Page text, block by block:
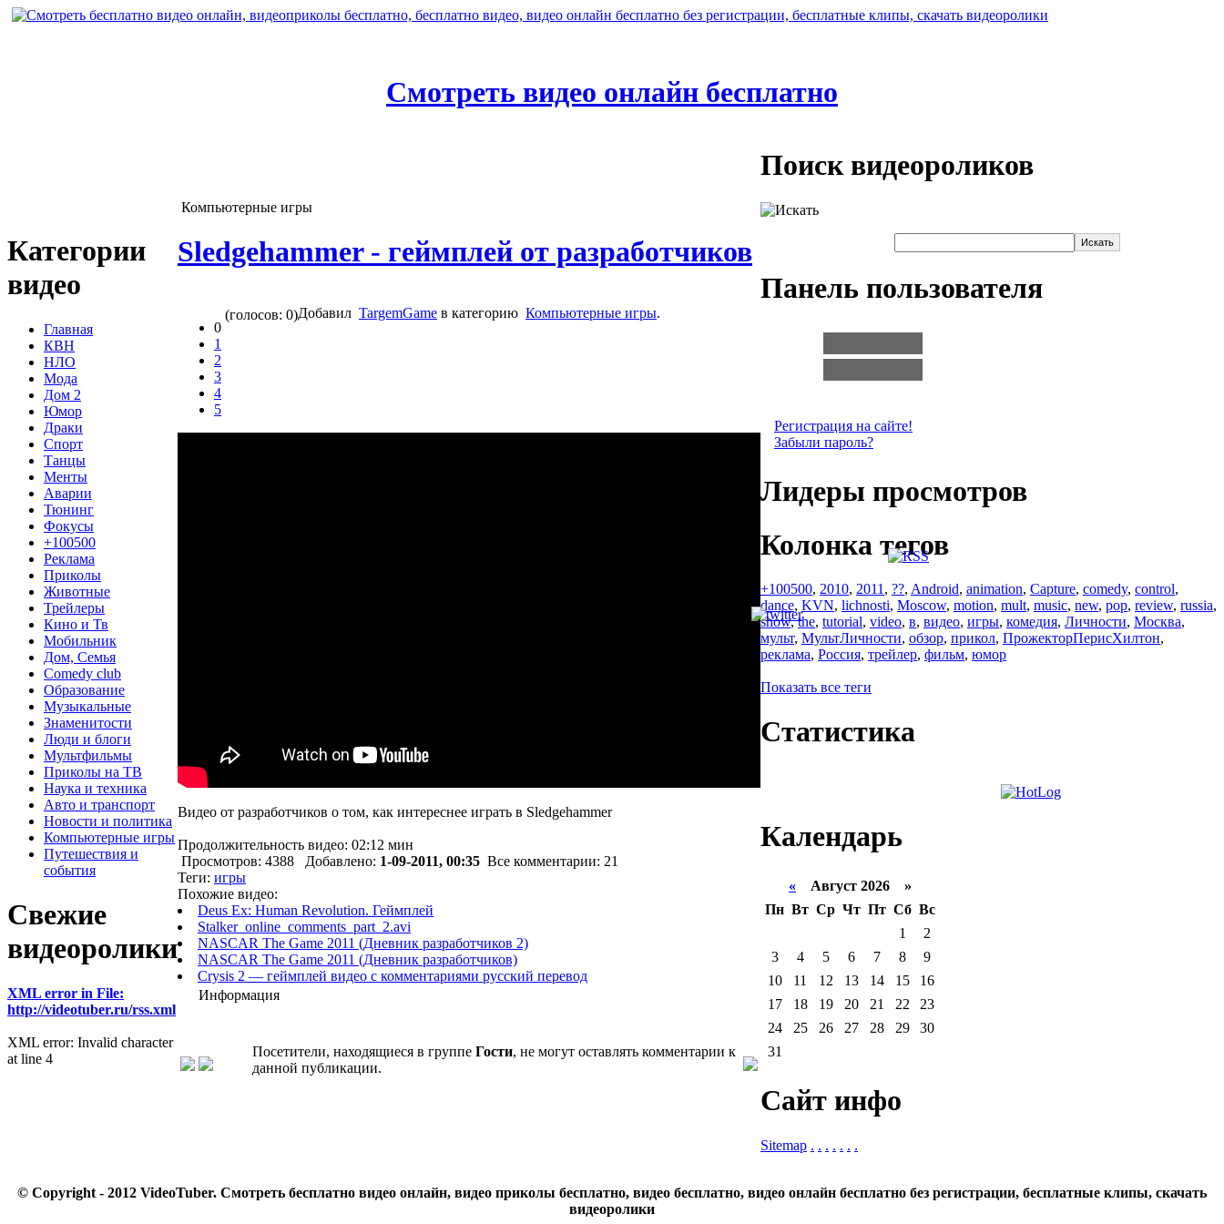
Смотреть видео онлайн бесплатно
Категории
видео
Главная
КВН
НЛО
Мода
Дом 2
Юмор
Драки
Спорт
Танцы
Менты
Аварии
Тюнинг
Фокусы
+100500
Реклама
Приколы
Животные
Трейлеры
Кино и Тв
Мобильник
Дом, Семья
Comedy club
Образование
Музыкальные
Знаменитости
Люди и блоги
Мультфильмы
Приколы на ТВ
Наука и техника
Авто и транспорт
Новости и политика
Компьютерные игры
Путешествия и
события
Свежие
видеоролики
XML error in File:
http://videotuber.ru/rss.xml
XML error: Invalid character
at line 4
Компьютерные игры
Sledgehammer - геймплей от разработчиков
0
1
2
3
4
5
(голосов: 0)Добавил TargemGame в категорию Компьютерные игры.
Видео от разработчиков о том, как интереснее играть в Sledgehammer
Продолжительность видео: 02:12 мин
Просмотров: 4388 Добавлено: 1-09-2011, 00:35 Все комментарии: 21
Теги: игры
Похожие видео:
Deus Ex: Human Revolution. Геймплей
Stalker_online_comments_part_2.avi
NASCAR The Game 2011 (Дневник разработчиков 2)
NASCAR The Game 2011 (Дневник разработчиков)
Crysis 2 — геймплей видео с комментариями русский перевод
Информация
Посетители, находящиеся в группе Гости, не могут оставлять комментарии к
данной публикации.
Поиск видеороликов
Панель пользователя
Регистрация на сайте!
Забыли пароль?
Лидеры просмотров
Колонка тегов
+100500, 2010, 2011 , ??, Android, animation, Capture, comedy, control,
dance, KVN, lichnosti, Moscow, motion, mult, music, new, pop, review, russia,
show,the, tutorial, video, в, видео, игры, комедия, Личности, Москва,
мульт, МультЛичности, обзор, прикол, ПрожекторПерисХилтон,
реклама, Россия, трейлер, фильм, юмор
Показать все теги
Статистика
Календарь
« Август 2026 »
Пн Вт Ср Чт Пт Сб Вс
1
2
3
4 5 6 7 8
9
10
11 12 13 14 15
16
17
18 19 20 21 22
23
24
25 26 27 28 29
30
31
Сайт инфо
Sitemap . . . . . . .
© Copyright - 2012 VideoTuber. Смотреть бесплатно видео онлайн, видео приколы бесплатно, видео бесплатно, видео онлайн бесплатно без регистрации, бесплатные клипы, скачать
видеоролики